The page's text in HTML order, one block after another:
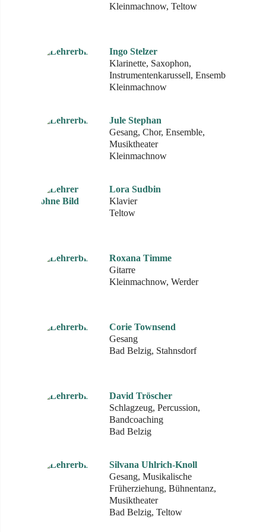
Kleinmachnow, Teltow
Ingo Stelzer
Klarinette, Saxophon,
Instrumentenkarussell, Ensemble
Kleinmachnow
Jule Stephan
Gesang, Chor, Ensemble,
Musiktheater
Kleinmachnow
Lora Sudbin
Klavier
Teltow
Roxana Timme
Gitarre
Kleinmachnow, Werder
Corie Townsend
Gesang
Bad Belzig, Stahnsdorf
David Tröscher
Schlagzeug, Percussion,
Bandcoaching
Bad Belzig
Silvana Uhlrich-Knoll
Gesang, Musikalische
Früherziehung, Bühnentanz,
Musiktheater
Bad Belzig, Teltow